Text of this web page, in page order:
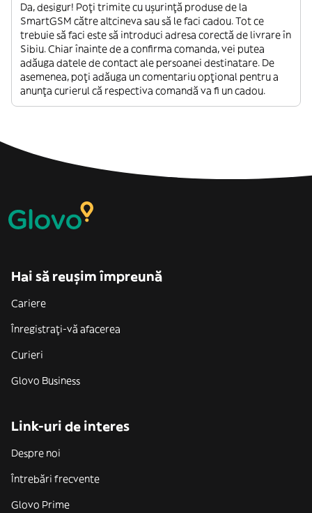
Da, desigur! Poți trimite cu ușurință produse de la
SmartGSM către altcineva sau să le faci cadou. Tot ce
trebuie să faci este să introduci adresa corectă de livrare în
Sibiu. Chiar înainte de a confirma comanda, vei putea
adăuga datele de contact ale persoanei destinatare. De
asemenea, poți adăuga un comentariu opțional pentru a
anunța curierul că respectiva comandă va fi un cadou.
Hai să reușim împreună
Cariere
Înregistrați-vă afacerea
Curieri
Glovo Business
Link-uri de interes
Despre noi
Întrebări frecvente
Glovo Prime